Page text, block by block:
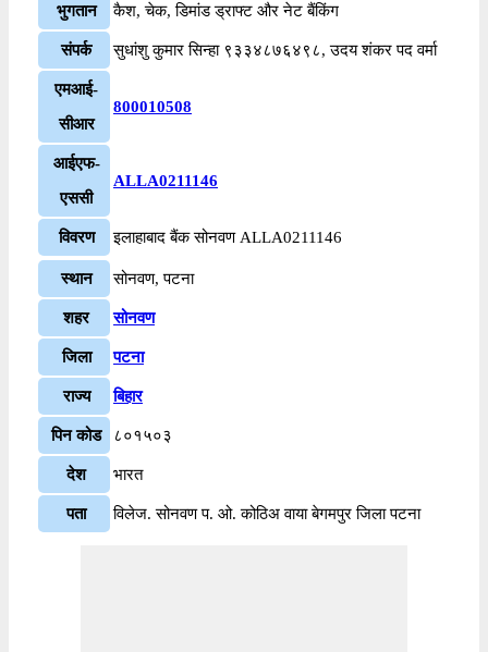
भुगतान कैश, चेक, डिमांड ड्राफ्ट और नेट बैंकिंग
संपर्क सुधांशु कुमार सिन्हा ९३३४८७६४९८, उदय शंकर पद वर्मा
एमआई-
सीआर
800010508
आईएफ-
एससी
ALLA0211146
विवरण इलाहाबाद बैंक सोनवण ALLA0211146
स्थान सोनवण, पटना
शहर सोनवण
जिला पटना
राज्य बिहार
पिन कोड ८०१५०३
देश भारत
पता विलेज. सोनवण प. ओ. कोठिअ वाया बेगमपुर जिला पटना